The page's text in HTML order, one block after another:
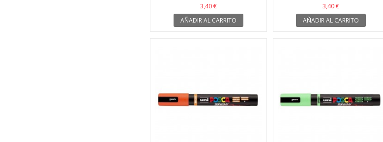
NEGRO
3,40 €
AÑADIR AL CARRITO
BLANCO
3,40 €
AÑADIR AL CARRITO